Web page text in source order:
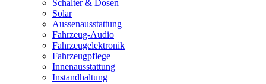
Schalter & Dosen
Solar
Aussenausstattung
Fahrzeug-Audio
Fahrzeugelektronik
Fahrzeugpflege
Innenausstattung
Instandhaltung